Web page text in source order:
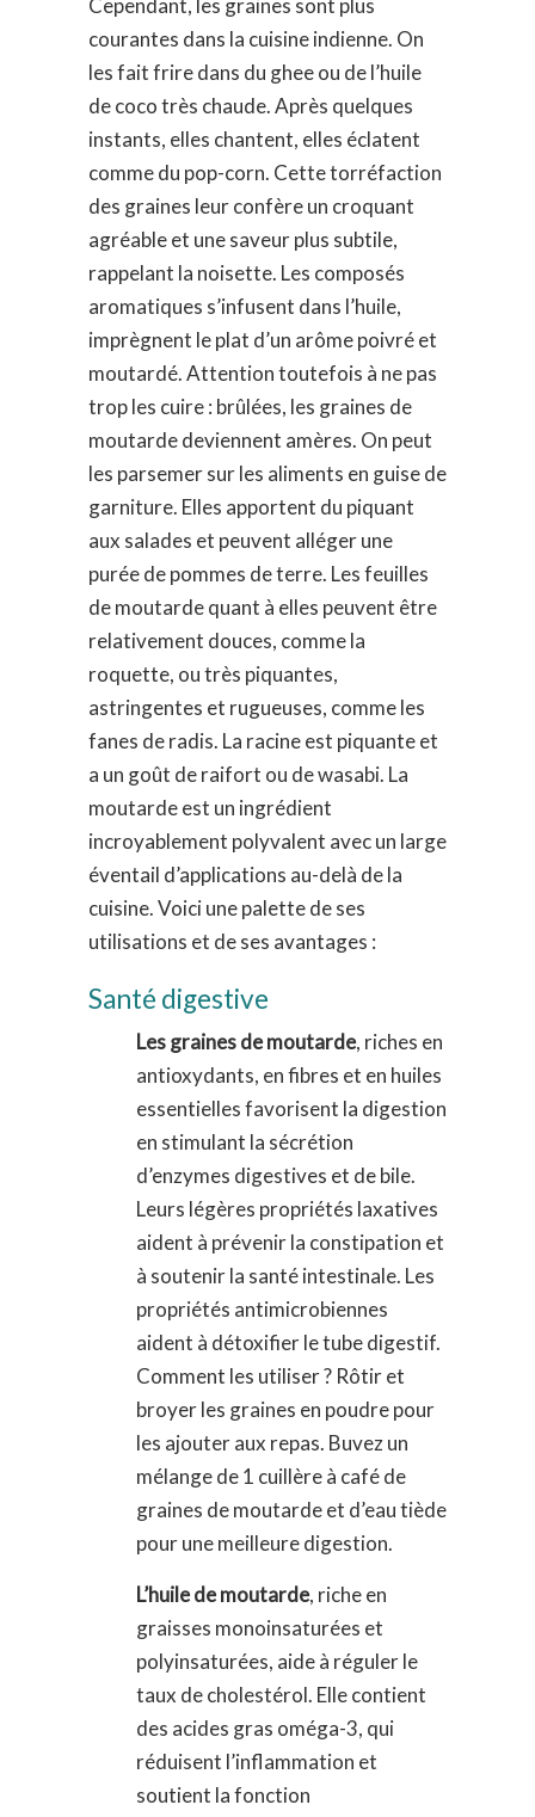
Cependant, les graines sont plus
courantes dans la cuisine indienne. On
les fait frire dans du ghee ou de l’huile
de coco très chaude. Après quelques
instants, elles chantent, elles éclatent
comme du pop-corn. Cette torréfaction
des graines leur confère un croquant
agréable et une saveur plus subtile,
rappelant la noisette. Les composés
aromatiques s’infusent dans l’huile,
imprègnent le plat d’un arôme poivré et
moutardé. Attention toutefois à ne pas
trop les cuire : brûlées, les graines de
moutarde deviennent amères. On peut
les parsemer sur les aliments en guise de
garniture. Elles apportent du piquant
aux salades et peuvent alléger une
purée de pommes de terre. ​​Les feuilles
de moutarde quant à elles peuvent être
relativement douces, comme la
roquette, ou très piquantes,
astringentes et rugueuses, comme les
fanes de radis. La racine est piquante et
a un goût de raifort ou de wasabi. La
moutarde est un ingrédient
incroyablement polyvalent avec un large
éventail d’applications au-delà de la
cuisine. Voici une palette de ses
utilisations et de ses avantages :
Santé digestive
Les graines de moutarde, riches en
antioxydants, en fibres et en huiles
essentielles favorisent la digestion
en stimulant la sécrétion
d’enzymes digestives et de bile.
Leurs légères propriétés laxatives
aident à prévenir la constipation et
à soutenir la santé intestinale. Les
propriétés antimicrobiennes
aident à détoxifier le tube digestif.
Comment les utiliser ? Rôtir et
broyer les graines en poudre pour
les ajouter aux repas. Buvez un
mélange de 1 cuillère à café de
graines de moutarde et d’eau tiède
pour une meilleure digestion.
L’huile de moutarde, riche en
graisses monoinsaturées et
polyinsaturées, aide à réguler le
taux de cholestérol. Elle contient
des acides gras oméga-3, qui
réduisent l’inflammation et
soutient la fonction